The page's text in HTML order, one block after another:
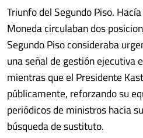
Triunfo del Segundo Piso.
Moneda circulaban dos
Segundo Piso consideraba
una señal de gestión ejecutiva
mientras que el Presidente
públicamente, reforzando su
periódicos de ministros hacia
búsqueda de sustituto.